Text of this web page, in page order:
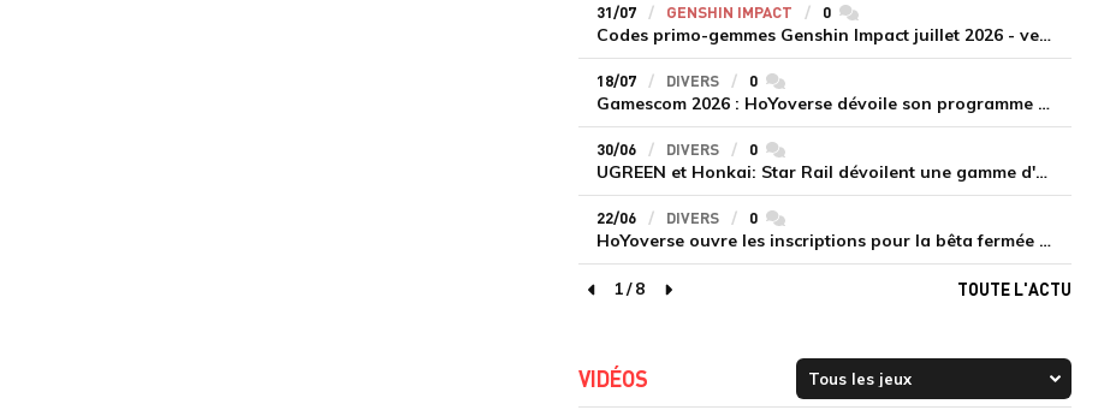
31/07 GENSHIN IMPACT 0commentaires
Codes primo-gemmes Genshin Impact juillet 2026 - version 7.0
18/07 DIVERS 0commentaires
Gamescom 2026 : HoYoverse dévoile son programme et présente deux nouveaux jeux inédits
30/06 DIVERS 0commentaires
UGREEN et Honkai: Star Rail dévoilent une gamme d'accessoires de recharge en édition limitée
22/06 DIVERS 0commentaires
HoYoverse ouvre les inscriptions pour la bêta fermée de Honkai : Nexus Anima
page précédente
1/8
page suivante
TOUTE L'ACTU
VIDÉOS